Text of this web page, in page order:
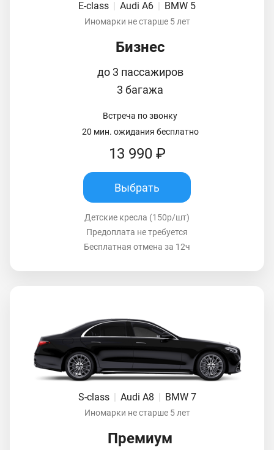
E-class | Audi A6 | BMW 5
Иномарки не старше 5 лет
Бизнес
до 3 пассажиров
3 багажа
Встреча по звонку
20 мин. ожидания бесплатно
13 990 ₽
Выбрать
Детские кресла (150р/шт)
Предоплата не требуется
Бесплатная отмена за 12ч
S-class | Audi A8 | BMW 7
Иномарки не старше 5 лет
Премиум